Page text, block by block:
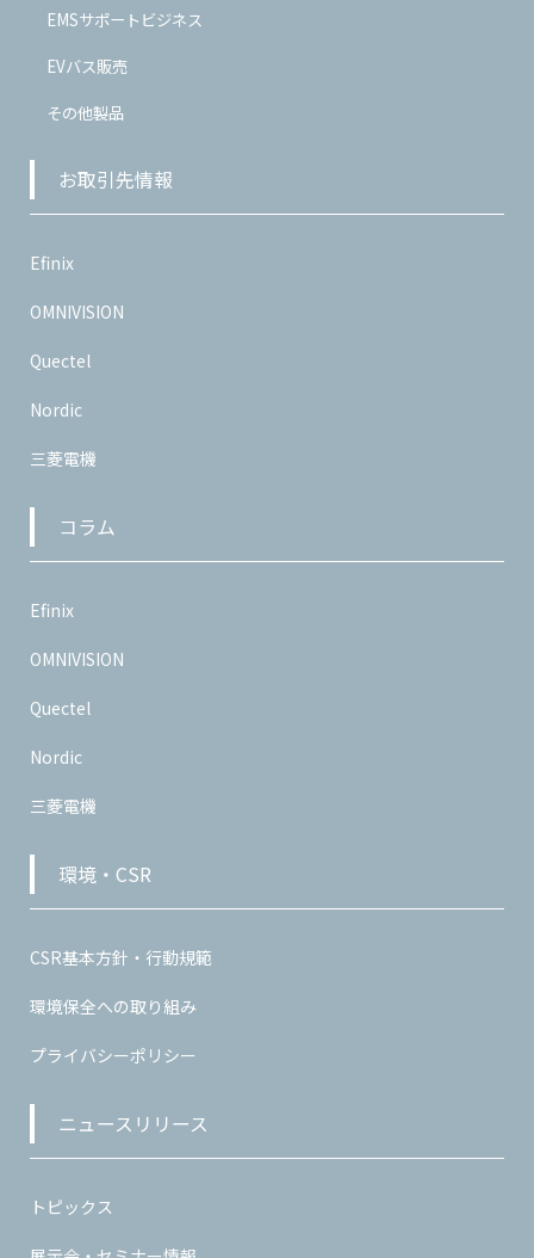
EMSサポートビジネス
EVバス販売
その他製品
お取引先情報
Efinix
OMNIVISION
Quectel
Nordic
三菱電機
コラム
Efinix
OMNIVISION
Quectel
Nordic
三菱電機
環境・CSR
CSR基本方針・行動規範
環境保全への取り組み
プライバシーポリシー
ニュースリリース
トピックス